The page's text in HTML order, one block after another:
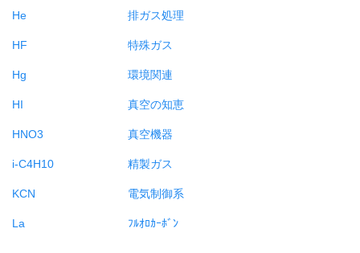
He
HF
Hg
HI
HNO3
i-C4H10
KCN
La
排ガス処理
特殊ガス
環境関連
真空の知恵
真空機器
精製ガス
電気制御系
ﾌﾙｵﾛｶｰﾎﾞﾝ